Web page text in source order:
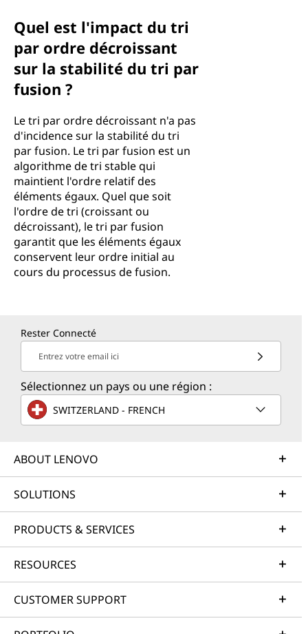
Quel est l'impact du tri
par ordre décroissant
sur la stabilité du tri par
fusion ?
Le tri par ordre décroissant n'a pas
d'incidence sur la stabilité du tri
par fusion. Le tri par fusion est un
algorithme de tri stable qui
maintient l'ordre relatif des
éléments égaux. Quel que soit
l'ordre de tri (croissant ou
décroissant), le tri par fusion
garantit que les éléments égaux
conservent leur ordre initial au
cours du processus de fusion.
Rester Connecté
Entrez votre email ici
Sélectionnez un pays ou une région :
SWITZERLAND - FRENCH
ABOUT LENOVO
SOLUTIONS
PRODUCTS & SERVICES
RESOURCES
CUSTOMER SUPPORT